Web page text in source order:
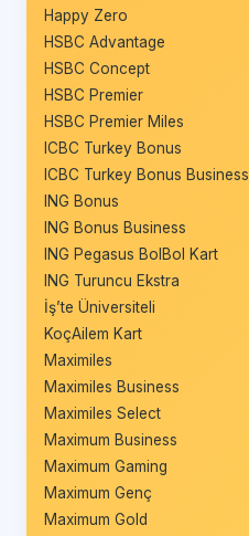
Happy Zero
HSBC Advantage
HSBC Concept
HSBC Premier
HSBC Premier Miles
ICBC Turkey Bonus
ICBC Turkey Bonus Business
ING Bonus
ING Bonus Business
ING Pegasus BolBol Kart
ING Turuncu Ekstra
İş’te Üniversiteli
KoçAilem Kart
Maximiles
Maximiles Business
Maximiles Select
Maximum Business
Maximum Gaming
Maximum Genç
Maximum Gold